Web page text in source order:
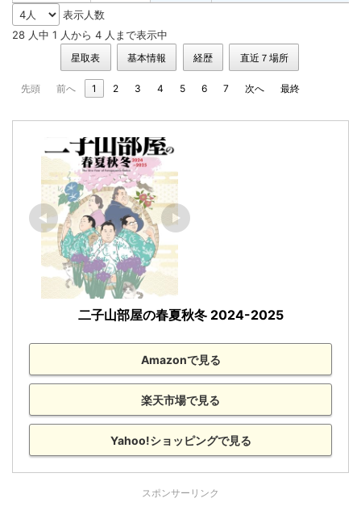
表示人数
28 人中 1 人から 4 人まで表示中
星取表 基本情報 経歴 直近７場所
先頭 前へ 1 2 3 4 5 6 7 次へ 最終
二子山部屋の春夏秋冬 2024-2025
Amazonで見る
楽天市場で見る
Yahoo!ショッピングで見る
スポンサーリンク